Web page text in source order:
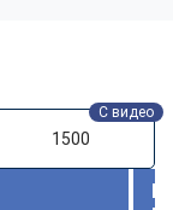
С видео
1500